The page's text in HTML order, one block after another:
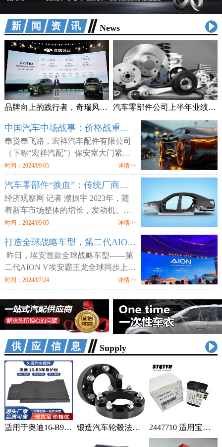
新闻资讯 News
品牌向上的践行者，奇瑞风云T10上市售18.99万元起 汽车零部件公司上半年业绩频预喜 加速拓展海外市场
中国汽车中场战事：价格战重锤零部件供应商
奉贤奉飞路，宏祥汽车配件有限公司
（下称“宏祥汽配”）保安室大门紧
闭，但工厂大门却敞开，外人可以随
意进出。两层楼的厂区空空荡荡，所
有的产线、物料均已搬空，仅剩为数
时间：2024/09/05 详情>>
汽车零部件“换血”：传统厂商业绩平淡 增量部件厂商利润走高
经济观察网 记者 濮振宇 2023年，随
着新车市场整体的增长，发动机、轮
胎等传统汽车零部件企业获得了业绩
增长，但更多的传统零部件企业则业
绩不佳。汽车行业向电动化与智能化
时间：2024/09/05 详情>>
打造全球战略车型，第二代AION V售12.98万元起
昨日，埃安首款全球战略车型——第
二代AION V埃安霸王龙全球同步上
市。新车定位新硬派智驾SUV，提供
520km、650km、750km三种续航7个
配置版本，售价区间为12.98万-18.98
万元。值
时间：2024/07/24 详情>>
供应信息 Supply
适用于奥迪16-B9车身汽车配件一站式供应品质可靠车身护板可定制 2套 锻造汽车轮毂法兰盘加宽偏距垫片适用丰田霸道普拉多黑色阳极氧化 1只 2447710 适用宝马蓄电池紧急电池 84102447710 84109361678 1个